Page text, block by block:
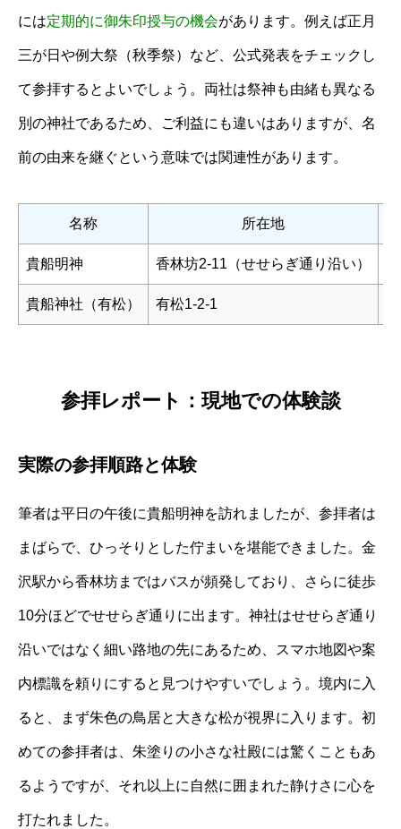
には定期的に御朱印授与の機会があります。例えば正月
三が日や例大祭（秋季祭）など、公式発表をチェックし
て参拝するとよいでしょう。両社は祭神も由緒も異なる
別の神社であるため、ご利益にも違いはありますが、名
前の由来を継ぐという意味では関連性があります。
名称 所在地
貴船明神 香林坊2-11（せせらぎ通り沿い）
貴船神社（有松） 有松1-2-1
参拝レポート：現地での体験談
実際の参拝順路と体験
筆者は平日の午後に貴船明神を訪れましたが、参拝者は
まばらで、ひっそりとした佇まいを堪能できました。金
沢駅から香林坊まではバスが頻発しており、さらに徒歩
10分ほどでせせらぎ通りに出ます。神社はせせらぎ通り
沿いではなく細い路地の先にあるため、スマホ地図や案
内標識を頼りにすると見つけやすいでしょう。境内に入
ると、まず朱色の鳥居と大きな松が視界に入ります。初
めての参拝者は、朱塗りの小さな社殿には驚くこともあ
るようですが、それ以上に自然に囲まれた静けさに心を
打たれました。